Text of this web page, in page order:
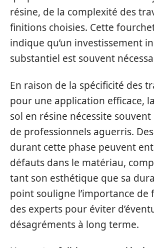
résine, de la complexité des
finitions choisies. Cette
indique qu’un investissement
substantiel est souvent
En raison de la spécificité des
pour une application efficace, la
sol en résine nécessite
de professionnels aguerris.
durant cette phase peuvent
défauts dans le matériau,
tant son esthétique que sa
point souligne l’importance de
des experts pour éviter
désagréments à long terme.